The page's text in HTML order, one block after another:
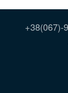
+38(067)-